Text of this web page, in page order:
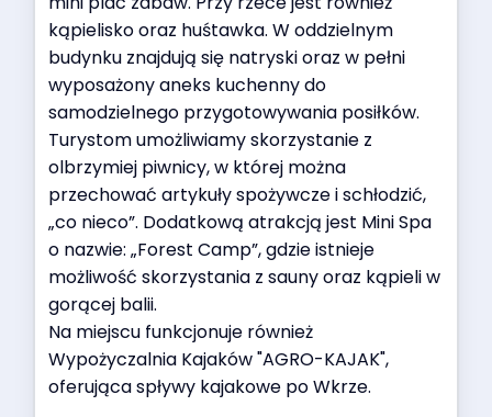
kąpielisko oraz huśtawka. W oddzielnym
budynku znajdują się natryski oraz w pełni
wyposażony aneks kuchenny do
samodzielnego przygotowywania posiłków.
Turystom umożliwiamy skorzystanie z
olbrzymiej piwnicy, w której można
przechować artykuły spożywcze i schłodzić,
„co nieco”. Dodatkową atrakcją jest Mini Spa
o nazwie: „Forest Camp”, gdzie istnieje
możliwość skorzystania z sauny oraz kąpieli w
gorącej balii.
Na miejscu funkcjonuje również
Wypożyczalnia Kajaków "AGRO-KAJAK",
oferująca spływy kajakowe po Wkrze.